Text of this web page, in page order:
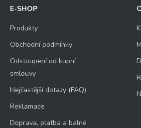
Odeslat
E-SHOP
Produkty
Obchodní podmínky
Odstoupení od kupní
smlouvy
Nejčastější dotazy (FAQ)
Reklamace
Doprava, platba a balné